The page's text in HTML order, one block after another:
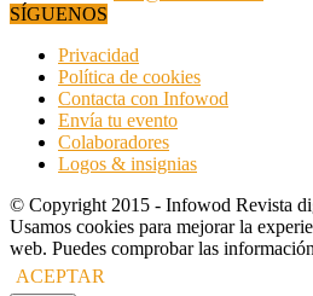
SÍGUENOS
Privacidad
Política de cookies
Contacta con Infowod
Envía tu evento
Colaboradores
Logos & insignias
© Copyright 2015 - Infowod Revista
Usamos cookies para mejorar la
web. Puedes comprobar las
ACEPTAR